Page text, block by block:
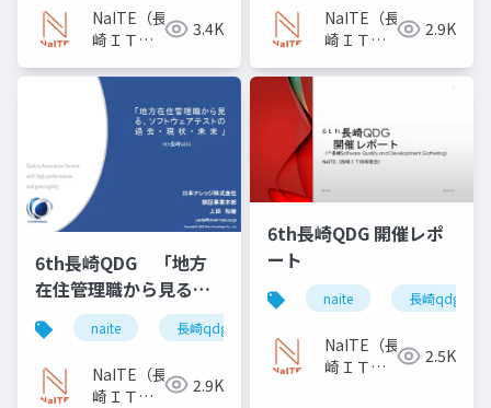
NaITE（長
崎ＩＴ技
3.4K
NaITE（長
崎ＩＴ技
2.9K
6th長崎QDG 「地方
在住管理職から見る、
ソフトウェアテストの
過去・現状・未来」
naite 長崎qdg
NaITE（長
崎ＩＴ技
2.9K
6th長崎QDG 開催レポ
ート
naite 長崎qdg
NaITE（長
崎ＩＴ技
2.5K